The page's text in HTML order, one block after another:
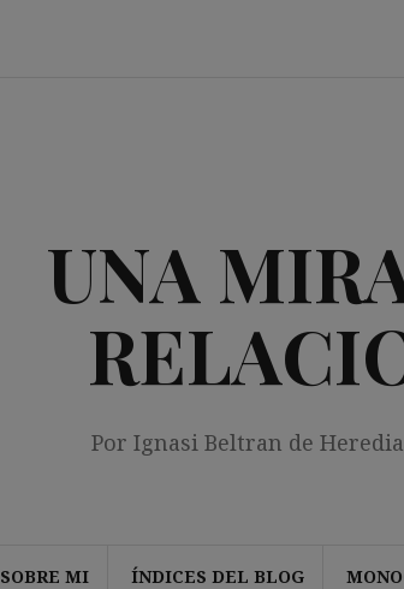
UNA
Por Ignasi Beltran de
SOBRE MI ÍNDICES DEL BLOG